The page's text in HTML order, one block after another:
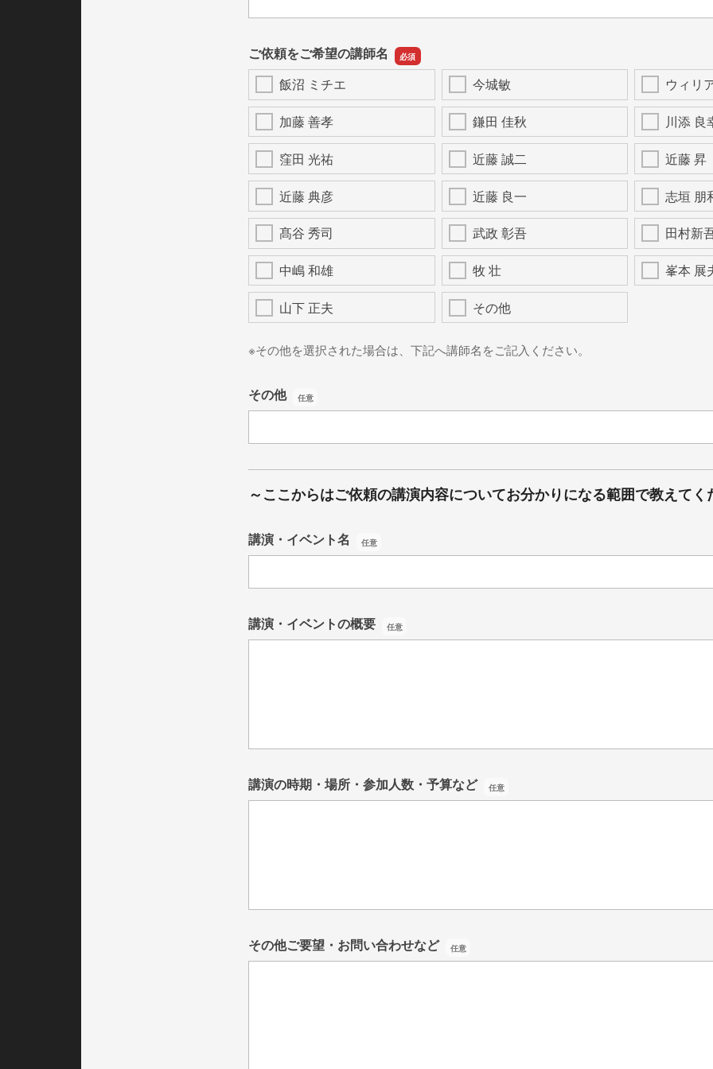
ご依頼をご希望の講師名
飯沼 ミチエ
今城敏 ウィリ
加藤 善孝 鎌田 佳秋 川添 良
窪田 光祐 近藤 誠二 近藤 昇
近藤 典彦 近藤 良一 志垣 朋
髙谷 秀司 武政 彰吾 田村新
中嶋 和雄 牧 壮 峯本 展
山下 正夫 その他
※その他を選択された場合は、下記へ講師名をご記入ください。
その他
～ここからはご依頼の講演内容についてお分かりになる範囲で教えてく
講演・イベント名
講演・イベントの概要
講演の時期・場所・参加人数・予算など
その他ご要望・お問い合わせなど